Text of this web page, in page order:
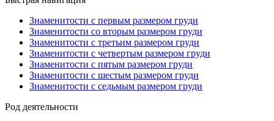
Знаменитости с первым размером груди
Знаменитости со вторым размером груди
Знаменитости с третьим размером груди
Знаменитости с четвертым размером груди
Знаменитости с пятым размером груди
Знаменитости с шестым размером груди
Знаменитости с седьмым размером груди
Род деятельности